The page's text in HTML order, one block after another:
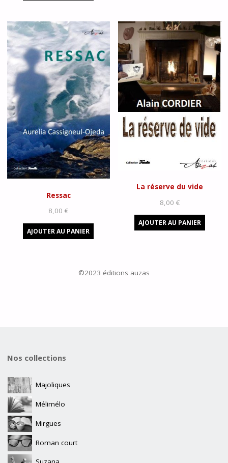
Ressac
8,00€
AJOUTER AU PANIER
La réserve du vide
8,00 €
AJOUTER AU PANIER
©2023 éditions auzas
Nos collections
Majoliques
Mélimélo
Mirgues
Roman court